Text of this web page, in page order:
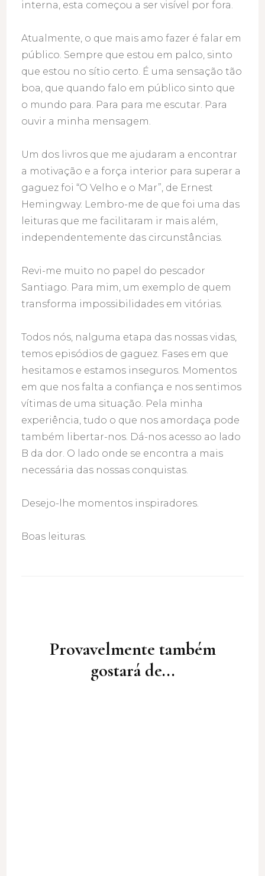
interna, esta começou a ser visível por fora.
Atualmente, o que mais amo fazer é falar em
público. Sempre que estou em palco, sinto
que estou no sítio certo. É uma sensação tão
boa, que quando falo em público sinto que
o mundo para. Para para me escutar. Para
ouvir a minha mensagem.
Um dos livros que me ajudaram a encontrar
a motivação e a força interior para superar a
gaguez foi “O Velho e o Mar”, de Ernest
Hemingway. Lembro-me de que foi uma das
leituras que me facilitaram ir mais além,
independentemente das circunstâncias.
Revi-me muito no papel do pescador
Santiago. Para mim, um exemplo de quem
transforma impossibilidades em vitórias.
Todos nós, nalguma etapa das nossas vidas,
temos episódios de gaguez. Fases em que
hesitamos e estamos inseguros. Momentos
em que nos falta a confiança e nos sentimos
vítimas de uma situação. Pela minha
experiência, tudo o que nos amordaça pode
também libertar-nos. Dá-nos acesso ao lado
B da dor. O lado onde se encontra a mais
necessária das nossas conquistas.
Desejo-lhe momentos inspiradores.
Boas leituras.
Provavelmente também
gostará de...